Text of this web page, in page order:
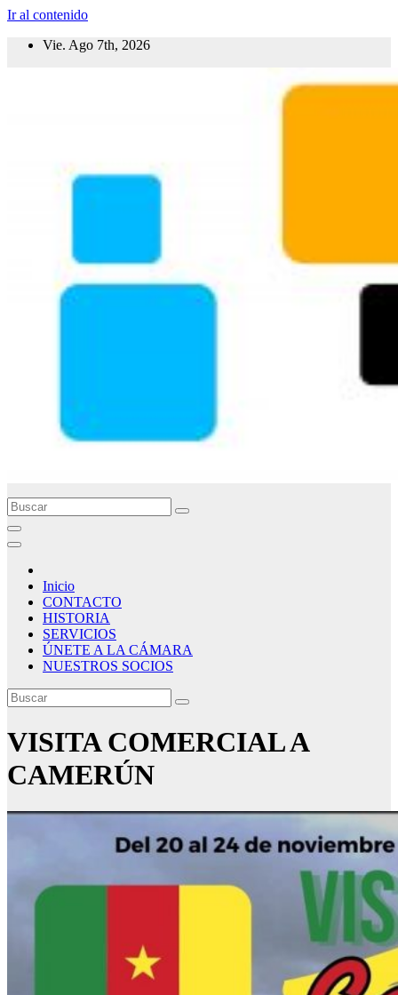
Ir al contenido
Vie. Ago 7th, 2026
Inicio
CONTACTO
HISTORIA
SERVICIOS
ÚNETE A LA CÁMARA
NUESTROS SOCIOS
VISITA COMERCIAL A
CAMERÚN